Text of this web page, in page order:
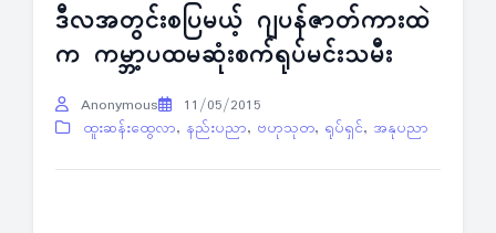
ဒီလအတွင်းစပြမယ့် ဂျပန်ဇာတ်ကားထဲ
က ကမ္ဘာ့ပထမဆုံးစက်ရုပ်မင်းသမီး
Anonymous
11/05/2015
ထူးဆန်းထွေလာ, နည်းပညာ, ဗဟုသုတ, ရုပ်ရှင်, အနုပညာ